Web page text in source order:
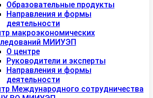
Образовательные продукты
Направления и формы
деятельности
макроэкономических
МИИУЭП
О центре
Руководители и эксперты
Направления и формы
деятельности
Международного сотрудничества